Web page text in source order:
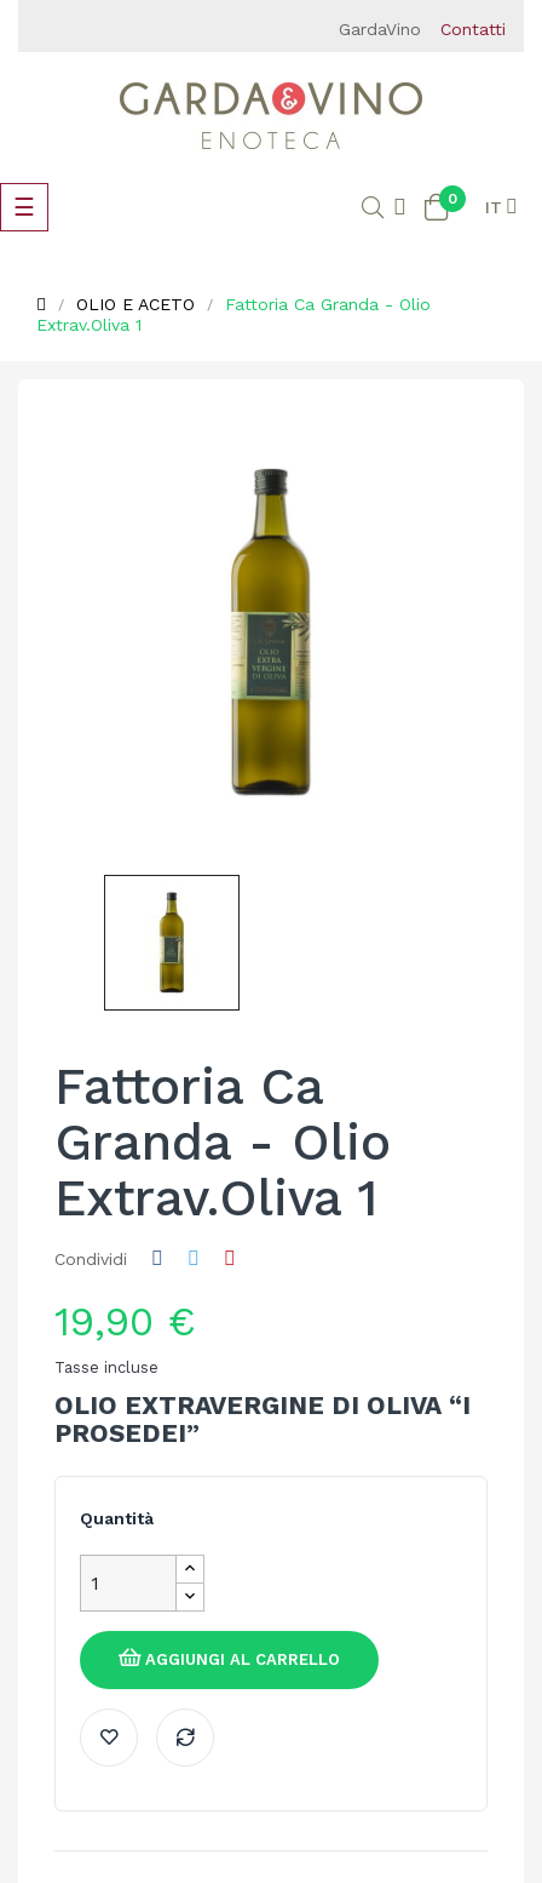
GardaVino Contatti
navigazione
Toggle
☰ 0 IT
OLIO E ACETO
Fattoria Ca Granda - Olio
Extrav.Oliva 1
Fattoria Ca
Granda - Olio
Extrav.Oliva 1
Condividi
19,90 €
Tasse incluse
OLIO EXTRAVERGINE DI OLIVA “I
PROSEDEI”
Quantità
AGGIUNGI AL CARRELLO